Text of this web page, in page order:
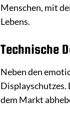
Menschen, mit
Lebens.
Technische
Neben den
Displayschutzes.
dem Markt